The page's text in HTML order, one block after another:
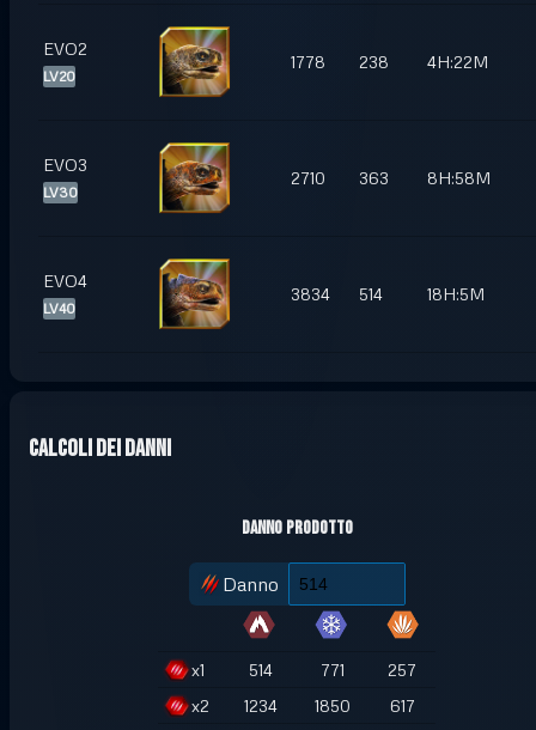
EVO2
LV20
1778 238 4H:22M
EVO3
LV30
2710 363 8H:58M
EVO4
LV40
3834 514 18H:5M
Calcoli dei danni
Danno prodotto
Danno
x1 514 771
257
x2 1234 1850
617